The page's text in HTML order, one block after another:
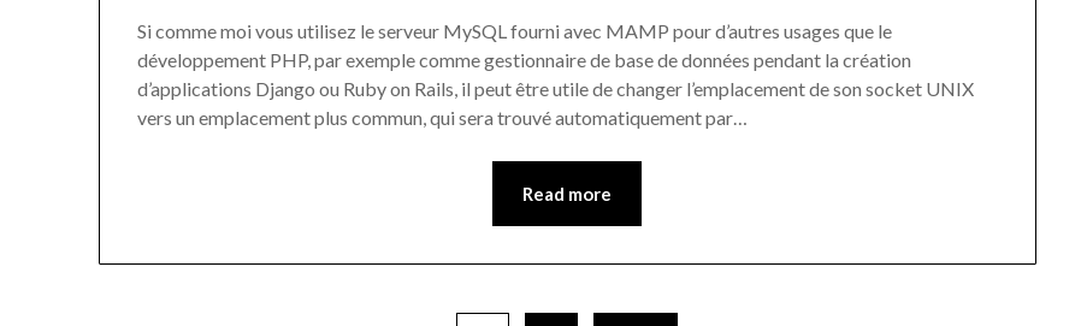
Si comme moi vous utilisez le serveur MySQL fourni avec MAMP pour d’autres usages que le
développement PHP, par exemple comme gestionnaire de base de données pendant la création
d’applications Django ou Ruby on Rails, il peut être utile de changer l’emplacement de son socket UNIX
vers un emplacement plus commun, qui sera trouvé automatiquement par…
Read more